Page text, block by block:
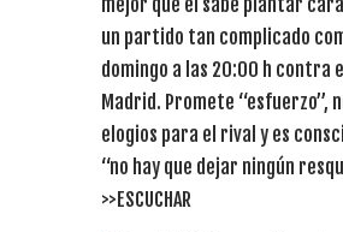
un partido tan complicado
domingo a las 20:00 h contra
Madrid. Promete “esfuerzo”,
elogios para el rival y es
“no hay que dejar ningún
>>ESCUCHAR